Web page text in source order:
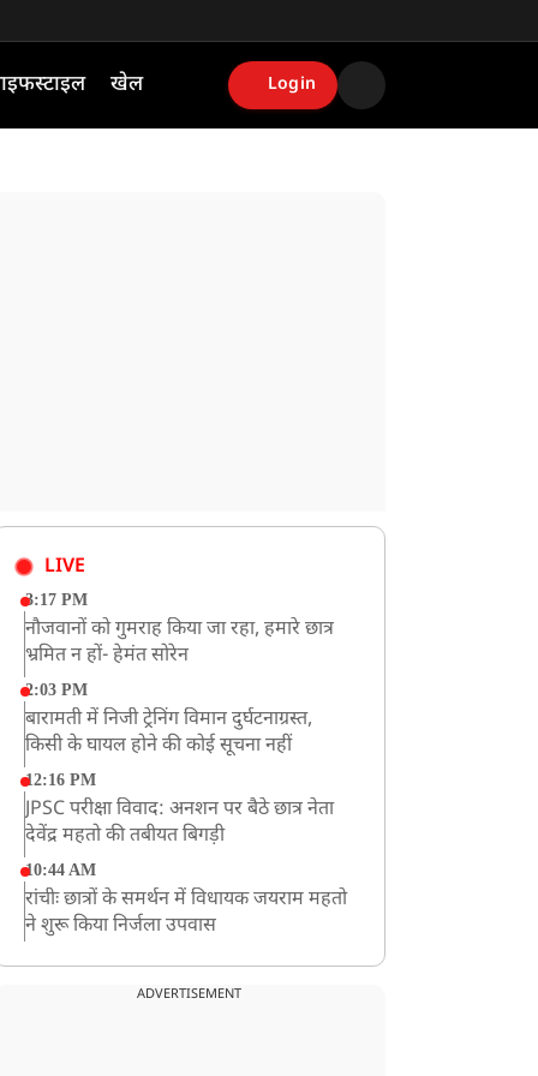
खेल Login
LIVE
3:17 PM
नौजवानों को गुमराह किया जा रहा, हमारे छात्र
भ्रमित न हों- हेमंत सोरेन
2:03 PM
बारामती में निजी ट्रेनिंग विमान दुर्घटनाग्रस्त,
किसी के घायल होने की कोई सूचना नहीं
12:16 PM
JPSC परीक्षा विवाद: अनशन पर बैठे छात्र नेता
देवेंद्र महतो की तबीयत बिगड़ी
10:44 AM
रांचीः छात्रों के समर्थन में विधायक जयराम महतो
ने शुरू किया निर्जला उपवास
NIA ने मलप्पुरम विस्फोटक केस में मुख्य
ADVERTISEMENT